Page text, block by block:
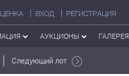
ВХОД РЕГИСТРАЦИЯ
АУКЦИОНЫ ГАЛЕРЕЯ
Следующий лот